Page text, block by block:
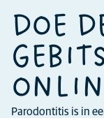
DOE
Parodontitis is in